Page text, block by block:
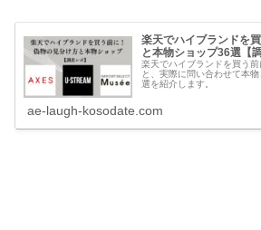
楽天でハイブランドを
と本物ショップ36選【
楽天でハイブランドを買う
と、実際に問い合わせて本
選を紹介します。
ae-laugh-kosodate.com